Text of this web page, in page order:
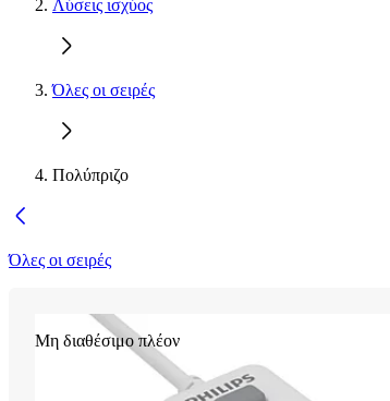
Λύσεις ισχύος
Όλες οι σειρές
Πολύπριζο
Όλες οι σειρές
Μη διαθέσιμο πλέον